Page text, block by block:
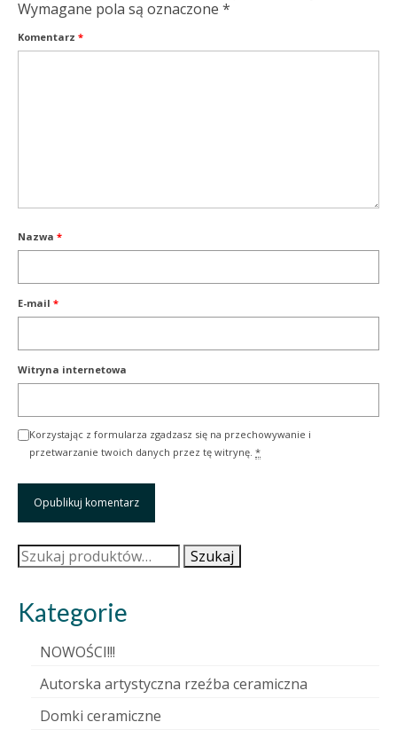
Wymagane pola są oznaczone *
Komentarz *
Nazwa *
E-mail *
Witryna internetowa
Korzystając z formularza zgadzasz się na przechowywanie i
przetwarzanie twoich danych przez tę witrynę. *
Szukaj: Szukaj
Kategorie
NOWOŚCI!!!
Autorska artystyczna rzeźba ceramiczna
Domki ceramiczne